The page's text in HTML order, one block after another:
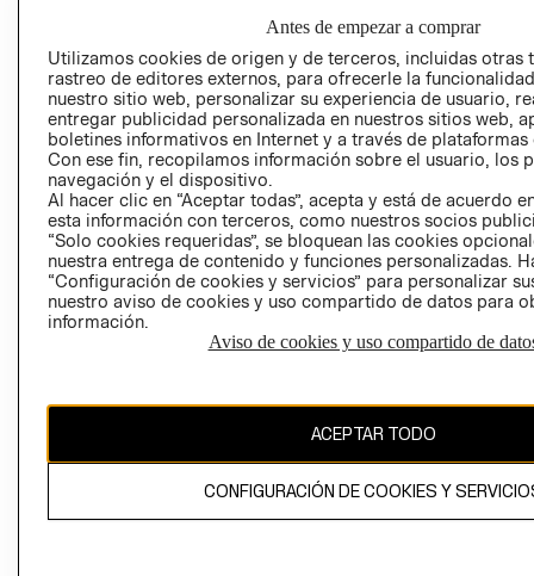
AVISO DE
PRIVACIDAD
GIFT CARD
El contenido de esta página web está protegido por copyright y es
propiedad de H&M Hennes & Mauritz AB
Antes de empezar a comprar
Utilizamos cookies de origen y de terceros, incluidas otras
rastreo de editores externos, para ofrecerle la
nuestro sitio web, personalizar su experiencia de usuario,
entregar publicidad personalizada en nuestros sitios web,
boletines informativos en Internet y a través de plataformas
Con ese fin, recopilamos información sobre el usuario, los
navegación y el dispositivo.
Al hacer clic en “Aceptar todas”, acepta y está de acuerdo
esta información con terceros, como nuestros socios
“Solo cookies requeridas”, se bloquean las cookies
nuestra entrega de contenido y funciones personalizadas.
“Configuración de cookies y servicios” para personalizar
nuestro aviso de cookies y uso compartido de datos para
información.
Aviso de cookies y uso compartido de
ACEPTAR TODO
CONFIGURACIÓN DE COOKIES Y